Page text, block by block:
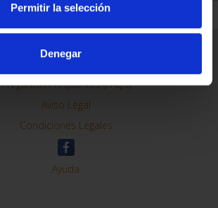
Permitir la selección
Denegar
Información General
Contacto
Preguntas Frequentes (FAQs)
Aviso Legal
Condiciones Legales
Ayuda